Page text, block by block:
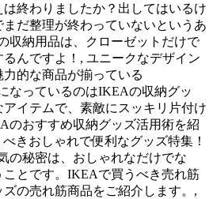
終わりましたか？出してはいるけ
だ整理が終わっていないというあ
収納用品は、クローゼットだけで
んですよ！, ユニークなデザイン
的な商品が揃っている
なっているのはIKEAの収納グッ
イテムで、素敵にスッキリ片付け
のおすすめ収納グッズ活用術を紹
きおしゃれで便利なグッズ特集！
の秘密は、おしゃれなだけでな
ことです。IKEAで買うべき売れ筋
の売れ筋商品をご紹介します。,